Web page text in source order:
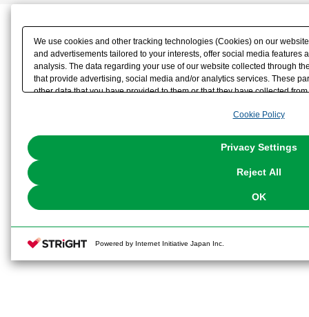
We use cookies and other tracking technologies (Cookies) on our
and advertisements tailored to your interests, offer social media features
analysis. The data regarding your use of our website collected through
that provide advertising, social media and/or analytics services. These
other data that you have provided to them or that they have collected
the use of all Cookies except for Strictly Necessary Cookies, please
You can change your consent or rejection settings at any time via
Cookie Policy
Privacy Settings
Reject All
OK
Powered by Internet Initiative Japan Inc.